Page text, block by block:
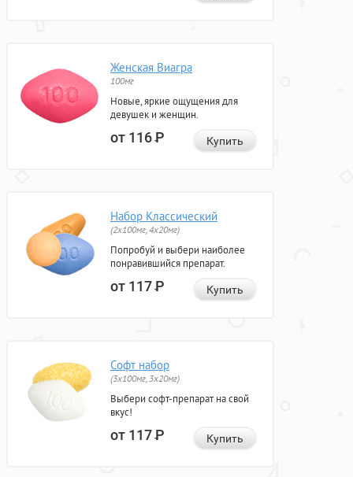
Женская Виагра
100мг
Новые, яркие ощущения для
девушек и женщин.
от 116Р Купить
Набор Классический
(2x100мг, 4x20мг)
Попробуй и выбери наиболее
понравившийся препарат.
от 117Р Купить
Софт набор
(3x100мг, 3x20мг)
Выбери софт-препарат на свой
вкус!
от 117Р Купить